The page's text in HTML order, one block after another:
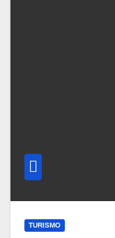
TURISMO